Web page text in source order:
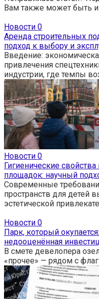
Вам также может быть
Новости 0
Аренда строительных
подход к выбору и
Введение:
привлечения
индустрии, где темпы
Новости 0
Гигиенические
площадок: научный
Современные
пространств для детей
эстетической
Новости 0
Парк, который
недооценённая
В смете девелопера
«прочее» — рядом с